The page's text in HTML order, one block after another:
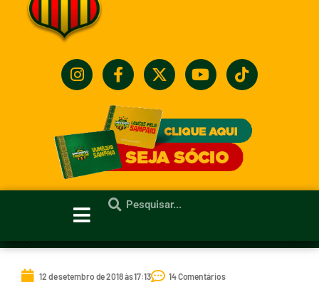
12 de setembro de 2018 às 17:13
14 Comentários